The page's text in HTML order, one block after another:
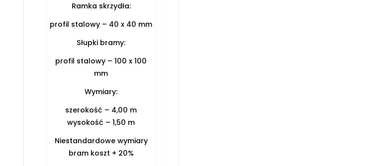
Ramka skrzydła:
profil stalowy – 40 x 40 mm
Słupki bramy:
profil stalowy – 100 x 100
mm
Wymiary:
szerokość – 4,00 m
wysokość – 1,50 m
Niestandardowe wymiary
bram koszt + 20%